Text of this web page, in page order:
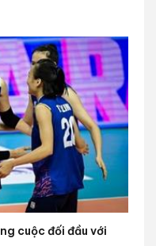
cuộc đối đầu với